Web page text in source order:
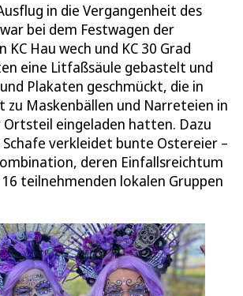
in die Vergangenheit des
bei dem Festwagen der
KC Hau wech und KC 30 Grad
eine Litfaßsäule gebastelt und
Plakaten geschmückt, die in
zu Maskenbällen und Narreteien in
eingeladen hatten. Dazu
verkleidet bunte Ostereier –
deren Einfallsreichtum
teilnehmenden lokalen Gruppen